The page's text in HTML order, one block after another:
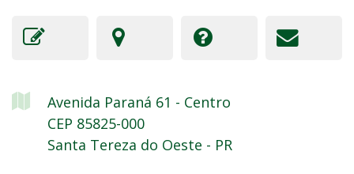
Avenida Paraná 61 - Centro
CEP 85825-000
Santa Tereza do Oeste - PR